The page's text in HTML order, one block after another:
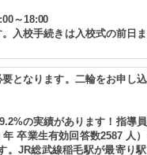
～18:00
入校手続きは入校式の前日
となります。二輪をお申し
の実績があります！指導
卒業生有効回答数2587 人
。JR総武線稲毛駅が最寄り